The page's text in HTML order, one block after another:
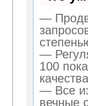
—
—
100
— Все
вечные